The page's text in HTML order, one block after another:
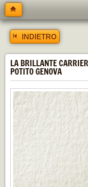
INDIETRO
LA BRILLANTE
POTITO GENOVA